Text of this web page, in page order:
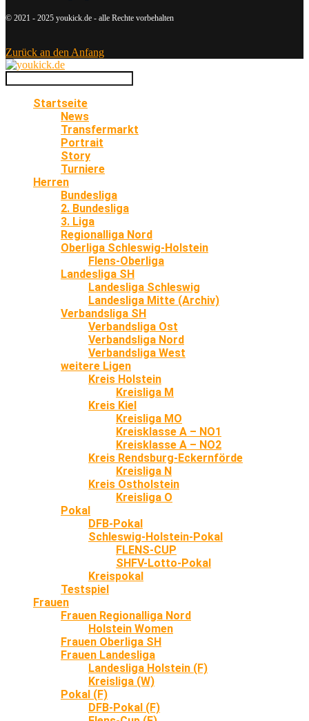
© 2021 - 2025 youkick.de - alle Rechte vorbehalten
Zurück an den Anfang
Startseite
News
Transfermarkt
Portrait
Story
Turniere
Herren
Bundesliga
2. Bundesliga
3. Liga
Regionalliga Nord
Oberliga Schleswig-Holstein
Flens-Oberliga
Landesliga SH
Landesliga Schleswig
Landesliga Mitte (Archiv)
Verbandsliga SH
Verbandsliga Ost
Verbandsliga Nord
Verbandsliga West
weitere Ligen
Kreis Holstein
Kreisliga M
Kreis Kiel
Kreisliga MO
Kreisklasse A – NO1
Kreisklasse A – NO2
Kreis Rendsburg-Eckernförde
Kreisliga N
Kreis Ostholstein
Kreisliga O
Pokal
DFB-Pokal
Schleswig-Holstein-Pokal
FLENS-CUP
SHFV-Lotto-Pokal
Kreispokal
Testspiel
Frauen
Frauen Regionalliga Nord
Holstein Women
Frauen Oberliga SH
Frauen Landesliga
Landesliga Holstein (F)
Kreisliga (W)
Pokal (F)
DFB-Pokal (F)